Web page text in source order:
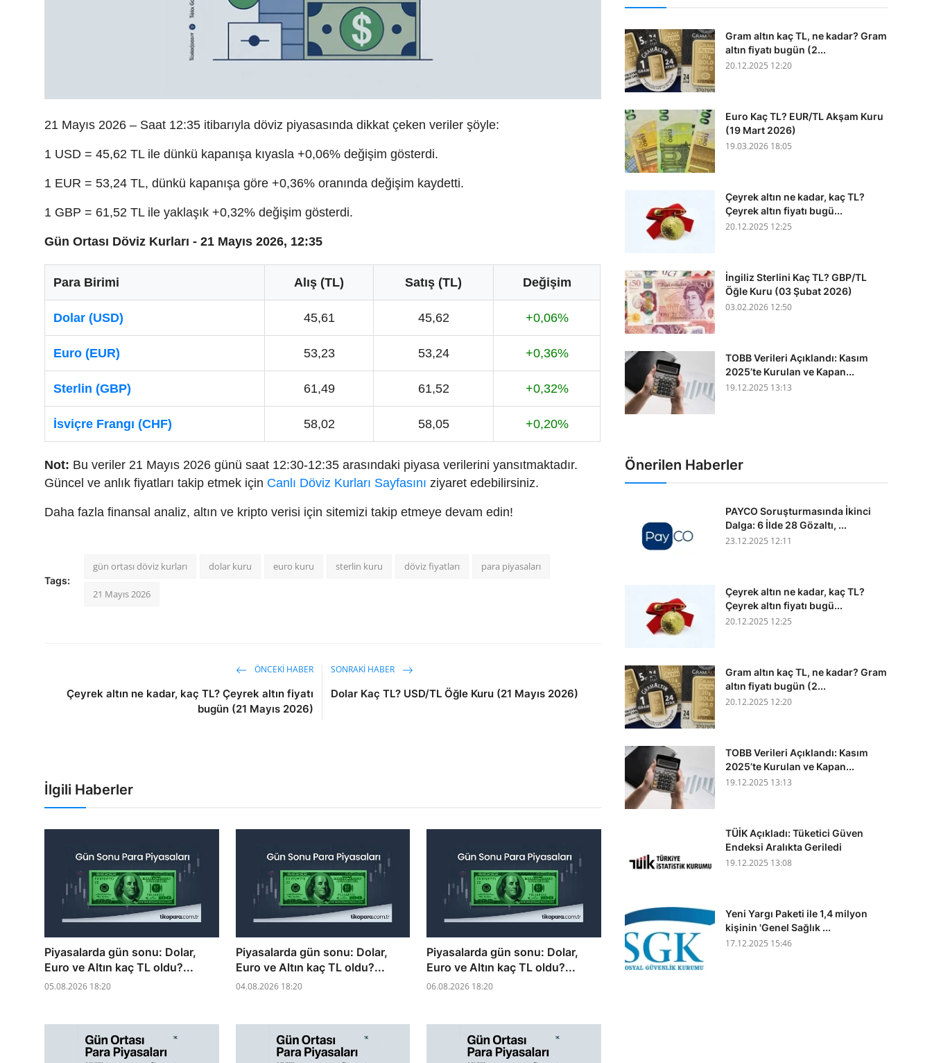
21 Mayıs 2026 – Saat 12:35 itibarıyla döviz piyasasında dikkat çeken veriler şöyle:
1 USD = 45,62 TL ile dünkü kapanışa kıyasla +0,06% değişim gösterdi.
1 EUR = 53,24 TL, dünkü kapanışa göre +0,36% oranında değişim kaydetti.
1 GBP = 61,52 TL ile yaklaşık +0,32% değişim gösterdi.
Gün Ortası Döviz Kurları - 21 Mayıs 2026, 12:35
Para Birimi Alış (TL) Satış (TL) Değişim
Dolar (USD) 45,61 45,62 +0,06%
Euro (EUR) 53,23 53,24 +0,36%
Sterlin (GBP) 61,49 61,52 +0,32%
İsviçre Frangı (CHF) 58,02 58,05 +0,20%
Not: Bu veriler 21 Mayıs 2026 günü saat 12:30-12:35 arasındaki piyasa verilerini yansıtmaktadır.
Güncel ve anlık fiyatları takip etmek için Canlı Döviz Kurları Sayfasını ziyaret edebilirsiniz.
Daha fazla finansal analiz, altın ve kripto verisi için sitemizi takip etmeye devam edin!
Tags:
gün ortası döviz kurları dolar kuru euro kuru sterlin kuru döviz fiyatları para piyasaları
21 Mayıs 2026
ÖNCEKI HABER
Çeyrek altın ne kadar, kaç TL? Çeyrek altın fiyatı
bugün (21 Mayıs 2026)
SONRAKI HABER
Dolar Kaç TL? USD/TL Öğle Kuru (21 Mayıs 2026)
İlgili Haberler
Piyasalarda gün sonu: Dolar,
Euro ve Altın kaç TL oldu?...
05.08.2026 18:20
Piyasalarda gün sonu: Dolar,
Euro ve Altın kaç TL oldu?...
04.08.2026 18:20
Piyasalarda gün sonu: Dolar,
Euro ve Altın kaç TL oldu?...
06.08.2026 18:20
Gram altın kaç TL, ne kadar? Gram
altın fiyatı bugün (2...
20.12.2025 12:20
Euro Kaç TL? EUR/TL Akşam Kuru
(19 Mart 2026)
19.03.2026 18:05
Çeyrek altın ne kadar, kaç TL?
Çeyrek altın fiyatı bugü...
20.12.2025 12:25
İngiliz Sterlini Kaç TL? GBP/TL
Öğle Kuru (03 Şubat 2026)
03.02.2026 12:50
TOBB Verileri Açıklandı: Kasım
2025’te Kurulan ve Kapan...
19.12.2025 13:13
Önerilen Haberler
PAYCO Soruşturmasında İkinci
Dalga: 6 İlde 28 Gözaltı, ...
23.12.2025 12:11
Çeyrek altın ne kadar, kaç TL?
Çeyrek altın fiyatı bugü...
20.12.2025 12:25
Gram altın kaç TL, ne kadar? Gram
altın fiyatı bugün (2...
20.12.2025 12:20
TOBB Verileri Açıklandı: Kasım
2025’te Kurulan ve Kapan...
19.12.2025 13:13
TÜİK Açıkladı: Tüketici Güven
Endeksi Aralıkta Geriledi
19.12.2025 13:08
Yeni Yargı Paketi ile 1,4 milyon
kişinin 'Genel Sağlık ...
17.12.2025 15:46